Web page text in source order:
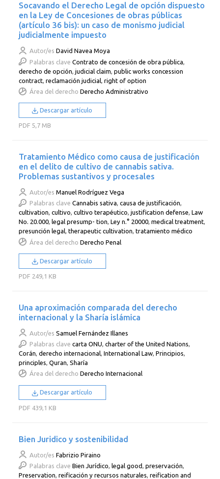
Socavando el Derecho Legal de opción dispuesto
en la Ley de Concesiones de obras públicas
(artículo 36 bis): un caso de monismo judicial
judicialmente impuesto
Autor/es David Navea Moya
Palabras clave Contrato de concesión de obra pública
derecho de opción ,judicial claim ,public works concession
contract ,reclamación judicial ,right of option
Área del derecho Derecho Administrativo
Descargar artículo
PDF 5,7 MB
Tratamiento Médico como causa de justificación
en el delito de cultivo de cannabis sativa.
Problemas sustantivos y procesales
Autor/es Manuel Rodríguez Vega
Palabras clave Cannabis sativa,causa de justificación,
cultivation,cultivo,cultivo terapéutico,justification defense,Law
No. 20.000, legal presump- tion,Ley n.° 20000,medical treatment,
presunción legal,therapeutic cultivation,tratamiento médico
Área del derecho Derecho Penal
Descargar artículo
PDF 249,1 KB
Una aproximación comparada del derecho
internacional y la Sharía islámica
Autor/es Samuel Fernández Illanes
Palabras clave carta ONU,charter of the United Nations,
Corán,derecho internacional,International Law,Principios,
principles,Quran,Sharía
Área del derecho Derecho Internacional
Descargar artículo
PDF 439,1 KB
Bien Juridico y sostenibilidad
Autor/es Fabrizio Piraino
Palabras clave Bien Jurídico,legal good,preservación,
Preservation,reificación y recursos naturales,reification and